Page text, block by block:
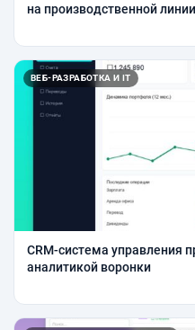
на производственной линии
ВЕБ-РАЗРАБОТКА И IT
CRM-система управления
аналитикой воронки